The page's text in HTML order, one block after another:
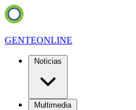
GENTEONLINE
Noticias
Multimedia